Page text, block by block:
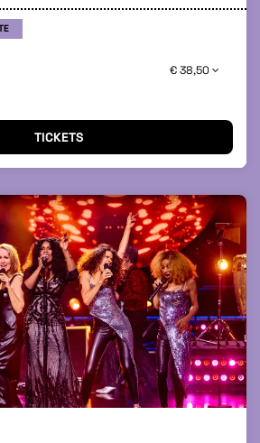
€ 38,50
TICKETS